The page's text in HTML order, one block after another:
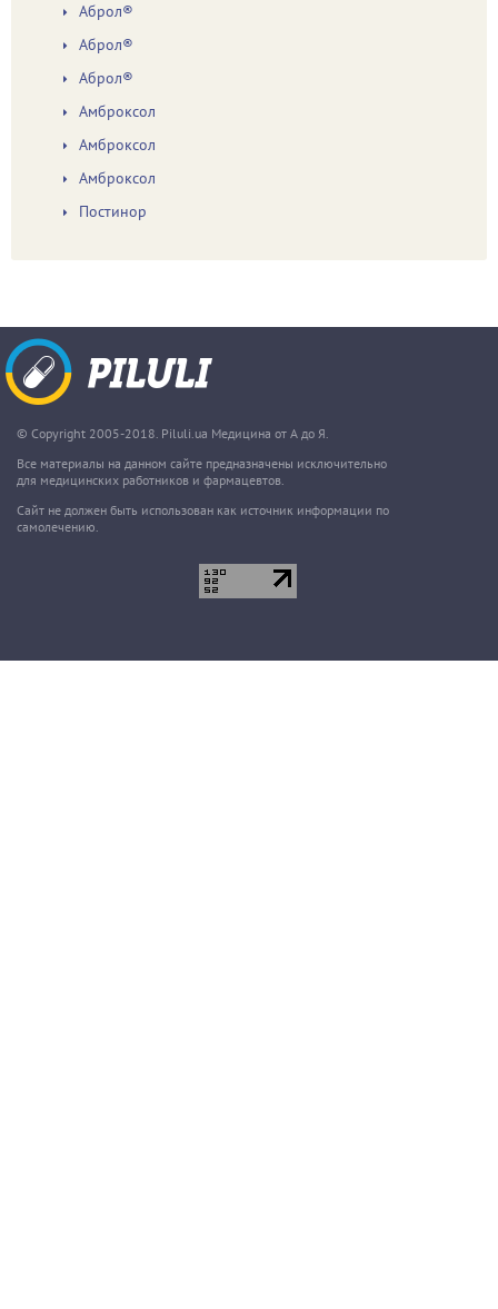
Аброл®
Аброл®
Аброл®
Амброксол
Амброксол
Амброксол
Постинор
© Copyright 2005-2018. Piluli.ua Медицина от А до Я.
Все материалы на данном сайте предназначены исключительно
для медицинских работников и фармацевтов.
Сайт не должен быть использован как источник информации по
самолечению.